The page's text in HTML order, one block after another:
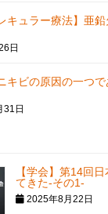
キュラー療法】亜
日
キビの原因の一つ
31日
【学会】第14回
てきた-その1-
2025年8月22日